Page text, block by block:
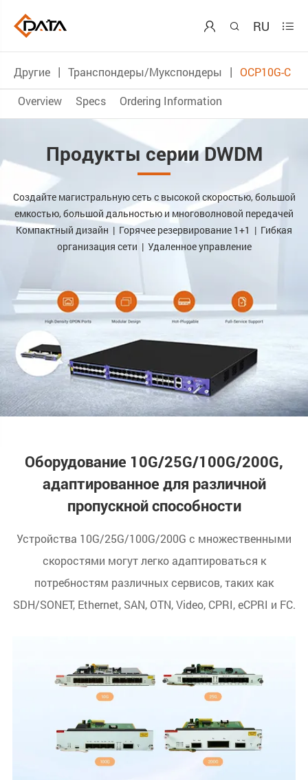
  RU 
Другие Транспондеры/Мукспондеры
OCP10G-C
Overview
Specs Ordering Information
Продукты серии DWDM
Создайте магистральную сеть с высокой скоростью, большой
емкостью, большой дальностью и многоволновой передачей
Компактный дизайн | Горячее резервирование 1+1 | Гибкая
организация сети | Удаленное управление
Оборудование 10G/25G/100G/200G,
адаптированное для различной
пропускной способности
Устройства 10G/25G/100G/200G с множественными
скоростями могут легко адаптироваться к
потребностям различных сервисов, таких как
SDH/SONET, Ethernet, SAN, OTN, Video, CPRI, eCPRI и FC.